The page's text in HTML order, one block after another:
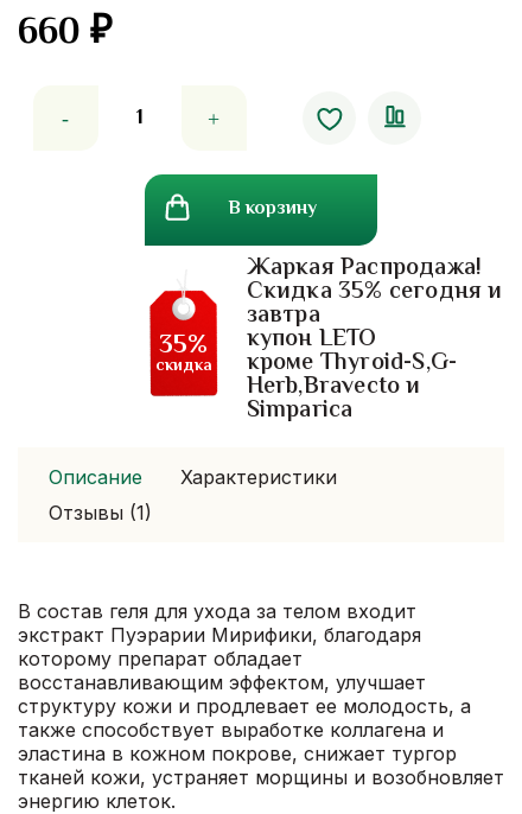
660₽
товара
В корзину
Жаркая Распродажа!
Скидка 35% сегодня и
завтра
купон LETO
кроме Thyroid-S,G-
Herb,Bravecto и
Simparica
35%
скидка
Описание
Характеристики
Отзывы (1)
В состав геля для ухода за телом входит
экстракт Пуэрарии Мирифики, благодаря
которому препарат обладает
восстанавливающим эффектом, улучшает
структуру кожи и продлевает ее молодость, а
также способствует выработке коллагена и
эластина в кожном покрове, снижает тургор
тканей кожи, устраняет морщины и возобновляет
энергию клеток.